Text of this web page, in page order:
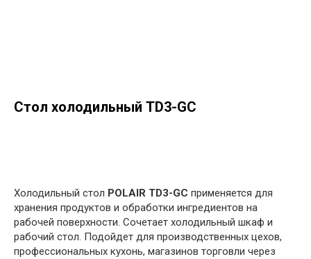
Стол холодильный TD3-GC
Холодильный стол POLAIR TD3-GC применяется для
хранения продуктов и обработки ингредиентов на
рабочей поверхности. Сочетает холодильный шкаф и
рабочий стол. Подойдет для производственных цехов,
профессиональных кухонь, магазинов торговли через